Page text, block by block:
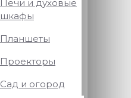
Печи и духовые
шкафы
Планшеты
Проекторы
Сад и огород